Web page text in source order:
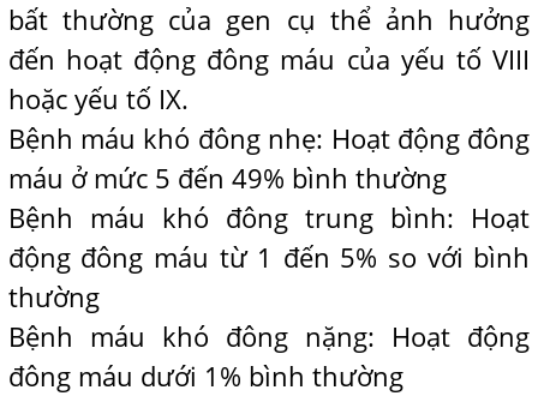
bất thường của gen cụ thể ảnh hưởng
đến hoạt động đông máu của yếu tố VIII
hoặc yếu tố IX.
Bệnh máu khó đông nhẹ: Hoạt động đông
máu ở mức 5 đến 49% bình thường
Bệnh máu khó đông trung bình: Hoạt
động đông máu từ 1 đến 5% so với bình
thường
Bệnh máu khó đông nặng: Hoạt động
đông máu dưới 1% bình thường